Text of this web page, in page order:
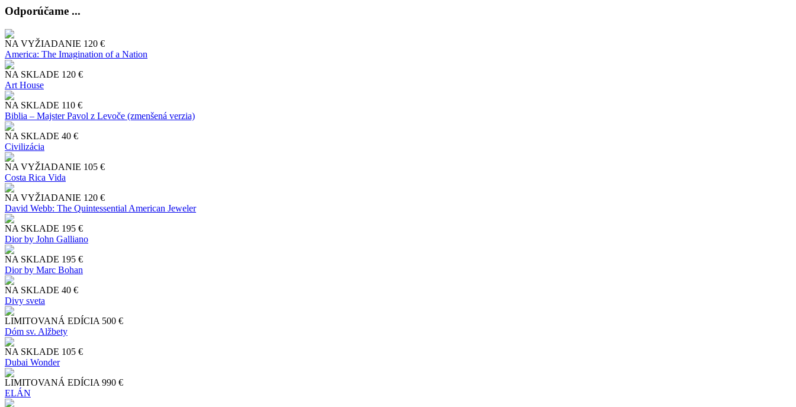
Odporúčame ...
NA VYŽIADANIE 120 €
America: The Imagination of a Nation
NA SKLADE 120 €
Art House
NA SKLADE 110 €
Biblia – Majster Pavol z Levoče (zmenšená verzia)
NA SKLADE 40 €
Civilizácia
NA VYŽIADANIE 105 €
Costa Rica Vida
NA VYŽIADANIE 120 €
David Webb: The Quintessential American Jeweler
NA SKLADE 195 €
Dior by John Galliano
NA SKLADE 195 €
Dior by Marc Bohan
NA SKLADE 40 €
Divy sveta
LIMITOVANÁ EDÍCIA 500 €
Dóm sv. Alžbety
NA SKLADE 105 €
Dubai Wonder
LIMITOVANÁ EDÍCIA 990 €
ELÁN